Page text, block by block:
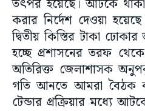
তৎপর হয়েছে। আটকে
করার নির্দেশ দেওয়া
দ্বিতীয় কিস্তির টাকা
হচ্ছে প্রশাসনের তরফ
অতিরিক্ত জেলাশাসক
গতি আনতে আমরা বৈঠক
টেন্ডার প্রক্রিয়ার মধ্যে